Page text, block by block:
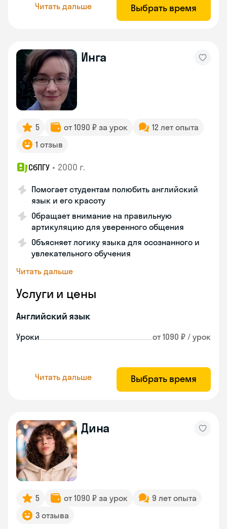
Читать дальше Выбрать время
Инга
5 от 1090 ₽ за урок
12 лет опыта
1 отзыв
СбПГУ • 2000 г.
Помогает студентам полюбить английский
язык и его красоту
Обращает внимание на правильную
артикуляцию для уверенного общения
Объясняет логику языка для осознанного и
увлекательного обучения
Читать дальше
Услуги и цены
Английский язык
Уроки от 1090 ₽ / урок
Читать дальше Выбрать время
Дина
5 от 1090 ₽ за урок
9 лет опыта
3 отзыва